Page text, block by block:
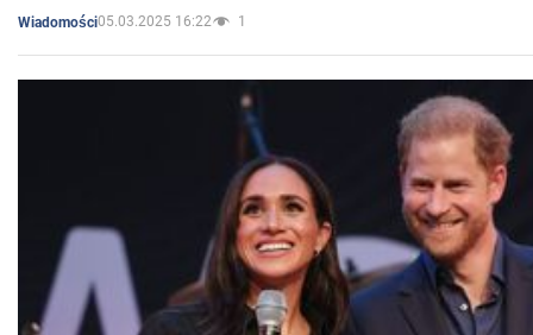
Wiadomości05.03.2025 16:22 1